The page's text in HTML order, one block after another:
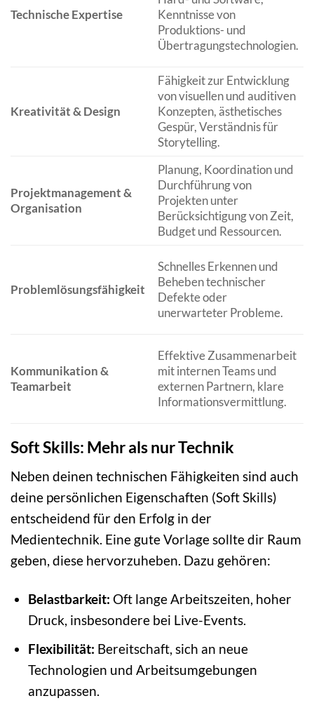
Technische Expertise
Kenntnisse von
Produktions- und
Übertragungstechnologien.
Kreativität & Design
Fähigkeit zur Entwicklung
von visuellen und auditiven
Konzepten, ästhetisches
Gespür, Verständnis für
Storytelling.
Projektmanagement &
Organisation
Planung, Koordination und
Durchführung von
Projekten unter
Berücksichtigung von Zeit,
Budget und Ressourcen.
Problemlösungsfähigkeit
Schnelles Erkennen und
Beheben technischer
Defekte oder
unerwarteter Probleme.
Kommunikation &
Teamarbeit
Effektive Zusammenarbeit
mit internen Teams und
externen Partnern, klare
Informationsvermittlung.
Soft Skills: Mehr als nur Technik
Neben deinen technischen Fähigkeiten sind auch
deine persönlichen Eigenschaften (Soft Skills)
entscheidend für den Erfolg in der
Medientechnik. Eine gute Vorlage sollte dir Raum
geben, diese hervorzuheben. Dazu gehören:
Belastbarkeit: Oft lange Arbeitszeiten, hoher
Druck, insbesondere bei Live-Events.
Flexibilität: Bereitschaft, sich an neue
Technologien und Arbeitsumgebungen
anzupassen.